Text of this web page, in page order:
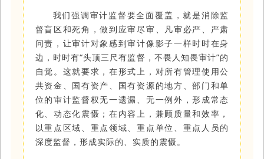
我们强调审计监督要全面覆盖，就是消除监
督盲区和死角，做到应审尽审、凡审必严、严肃
问责，让审计对象感到审计像影子一样时时在身
边，时时有“头顶三尺有监督，不畏人知畏审计”的
自觉。这就要求，在形式上，对所有管理使用公
共资金、国有资产、国有资源的地方、部门和单
位的审计监督权无一遗漏、无一例外，形成常态
化、动态化震慑；在内容上，兼顾质量和效率，
以重点区域、重点领域、重点单位、重点人员的
深度监督，形成实际的、实质的震慑。